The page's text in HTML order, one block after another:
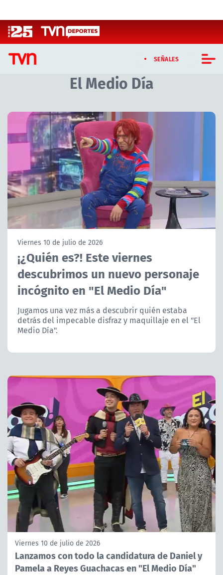
SEÑALES
CASTING MASTERCHEF CHILE
CASTING TVN VERTICAL
TVN VERTICAL
TVN PLAY
PROGRAMAS
TELESERIES
ACTUALIDAD Y TENDENCIAS
CORPORATIVO Y TRANSPARENCIA
CANAL DE DENUNCIAS
El Medio Día
Artículos relacionados con El Medio Día
Viernes 10 de julio de 2026
¡¿Quién es?! Este viernes
descubrimos un nuevo personaje
incógnito en "El Medio Día"
Jugamos una vez más a descubrir quién estaba
detrás del impecable disfraz y maquillaje en el "El
Medio Día".
Viernes 10 de julio de 2026
Lanzamos con todo la candidatura de Daniel y
Pamela a Reyes Guachacas en "El Medio Día"